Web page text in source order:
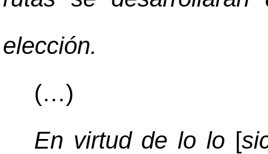
elección.
(…)
En virtud de lo lo [